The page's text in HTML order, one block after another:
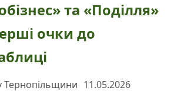
та «Поділля»
очки до
Тернопільщини 11.05.2026